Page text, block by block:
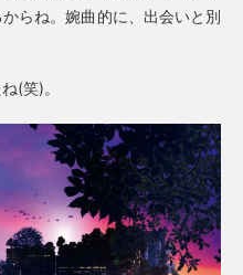
らね。婉曲的に、出会いと別
(笑)。